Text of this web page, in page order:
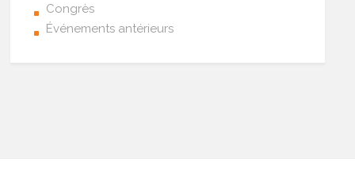
Congrès
Événements antérieurs